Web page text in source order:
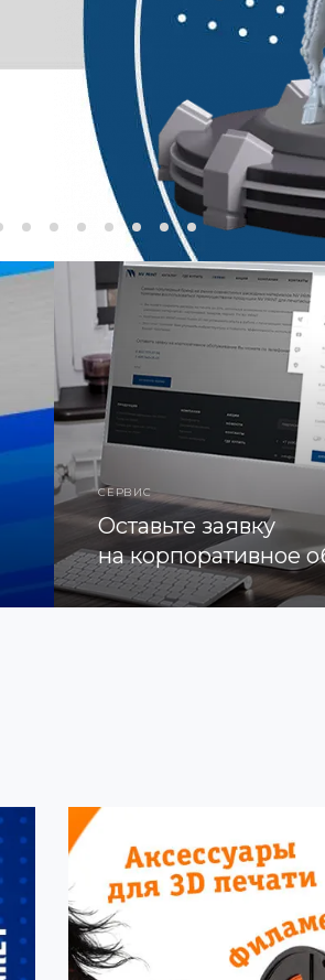
СЕРВИС
Оставьте заявку
на корпоративное